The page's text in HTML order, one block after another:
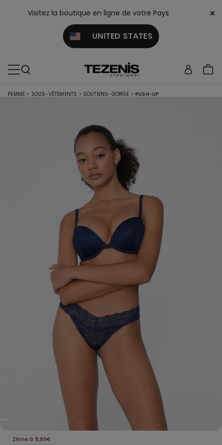
Visitez la boutique en ligne de votre Pays
UNITED STATES
×
FEMME > SOUS-VÊTEMENTS > SOUTIENS-GORGE > PUSH-UP
2ème à 8,99€